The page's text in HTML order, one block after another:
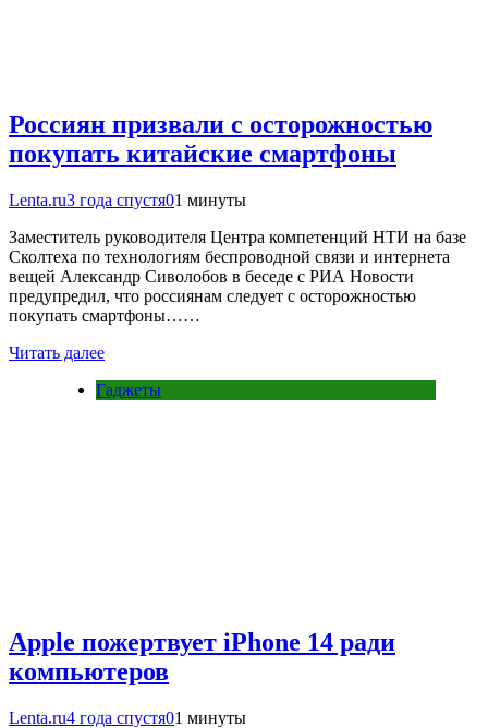
Россиян призвали с осторожностью
покупать китайские смартфоны
Lenta.ru3 года спустя01 минуты
Заместитель руководителя Центра компетенций НТИ на базе
Сколтеха по технологиям беспроводной связи и интернета
вещей Александр Сиволобов в беседе с РИА Новости
предупредил, что россиянам следует с осторожностью
покупать смартфоны……
Читать далее
Гаджеты
Apple пожертвует iPhone 14 ради
компьютеров
Lenta.ru4 года спустя01 минуты